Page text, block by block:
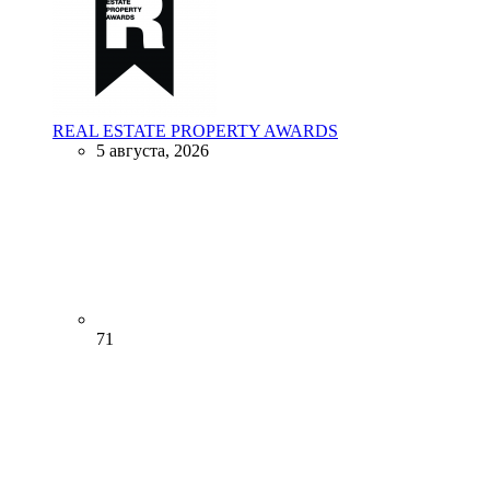
REAL ESTATE PROPERTY AWARDS
5 августа, 2026
71